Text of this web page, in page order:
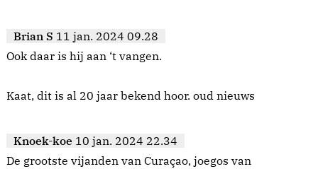
Brian S 11 jan. 2024 09.28
Ook daar is hij aan ‘t vangen.
Kaat, dit is al 20 jaar bekend hoor. oud nieuws
Knoek-koe 10 jan. 2024 22.34
De grootste vijanden van Curaçao, joegos van